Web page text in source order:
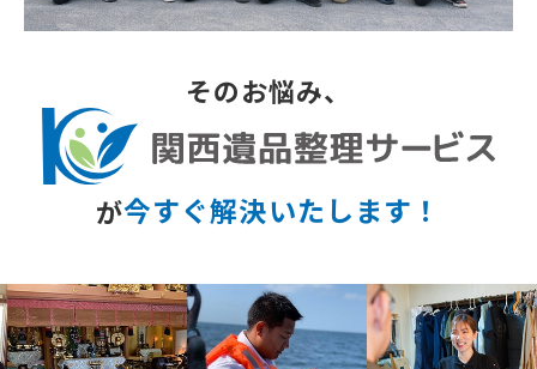
そのお悩み、
が今すぐ解決いたします！